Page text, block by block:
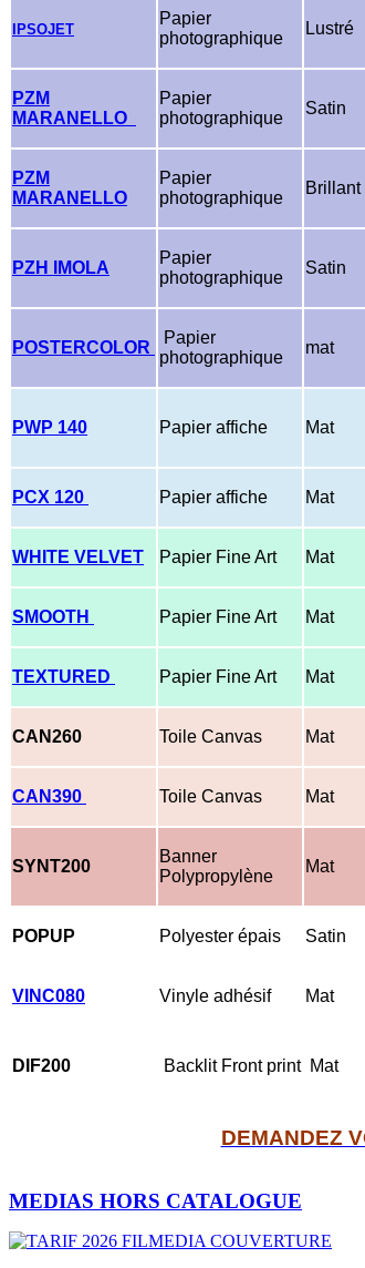
IPSOJET
Papier
photographique
Lustré
PZM
MARANELLO
Papier
photographique
Satin
PZM
MARANELLO
Papier
photographique
Brillant
PZH IMOLA
Papier
photographique
Satin
POSTERCOLOR
Papier
photographique
mat
PWP 140 Papier affiche Mat
PCX 120 Papier affiche Mat
WHITE VELVET Papier Fine Art Mat
SMOOTH Papier Fine Art Mat
TEXTURED Papier Fine Art Mat
CAN260 Toile Canvas Mat
CAN390 Toile Canvas Mat
SYNT200
Banner
Polypropylène
Mat
POPUP Polyester épais Satin
VINC080 Vinyle adhésif Mat
DIF200 Backlit Front print Mat
DEMANDEZ
MEDIAS HORS CATALOGUE